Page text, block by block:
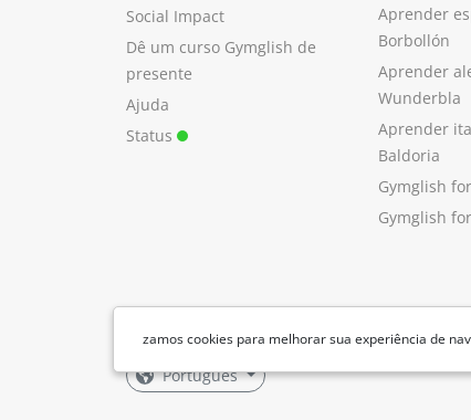
zamos cookies para melhorar sua experiência de
Social Impact
Dê um curso Gymglish de
presente
Ajuda
Status
Aprender
Borbollón
Aprender
Wunderbla
Aprender
Baldoria
Gymglish
Gymglish
Português